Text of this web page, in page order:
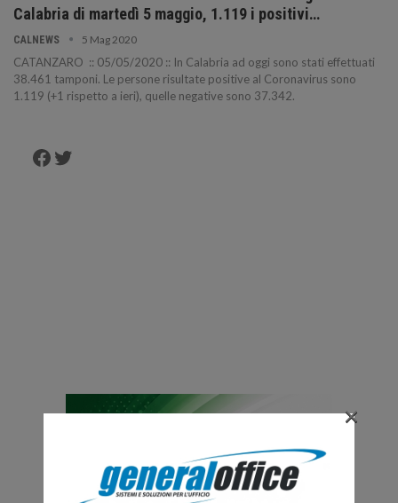
Calabria di martedì 5 maggio, 1.119 i positivi…
CALNEWS 5 Mag 2020
CATANZARO :: 05/05/2020 :: In Calabria ad oggi sono stati effettuati
38.461 tamponi. Le persone risultate positive al Coronavirus sono
1.119 (+1 rispetto a ieri), quelle negative sono 37.342.
Facebook
Twitter
×